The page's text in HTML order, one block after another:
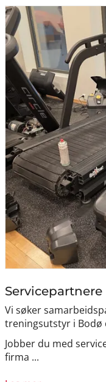
Vi søker
treningsutstyr i Bodø
Jobber du med
firma ...